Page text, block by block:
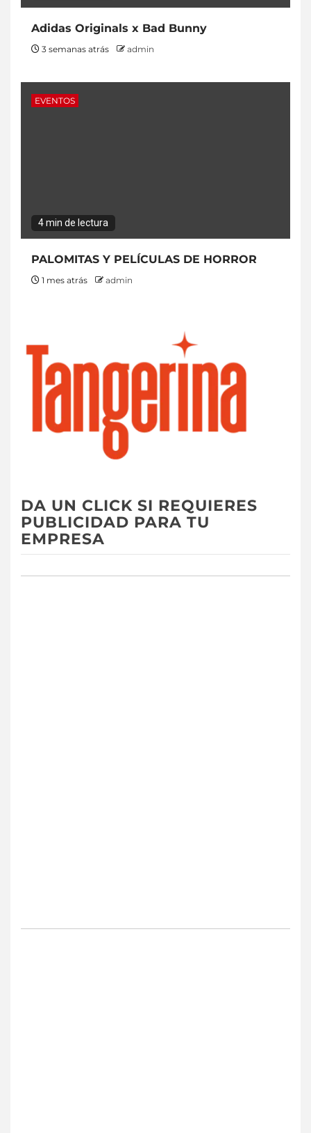
Adidas Originals x Bad Bunny
3 semanas atrás admin
EVENTOS
4 min de lectura
PALOMITAS Y PELÍCULAS DE HORROR
1 mes atrás admin
DA UN CLICK SI REQUIERES
PUBLICIDAD PARA TU
EMPRESA